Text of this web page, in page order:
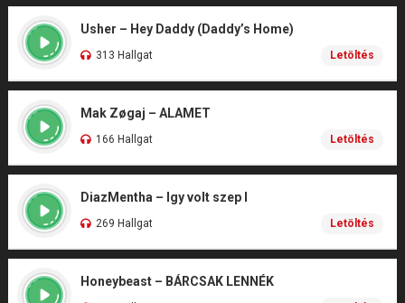
Usher – Hey Daddy (Daddy’s Home)
313 Hallgat Letöltés
Mak Zøgaj – ALAMET
166 Hallgat Letöltés
DiazMentha – Igy volt szep I
269 Hallgat Letöltés
Honeybeast – BÁRCSAK LENNÉK